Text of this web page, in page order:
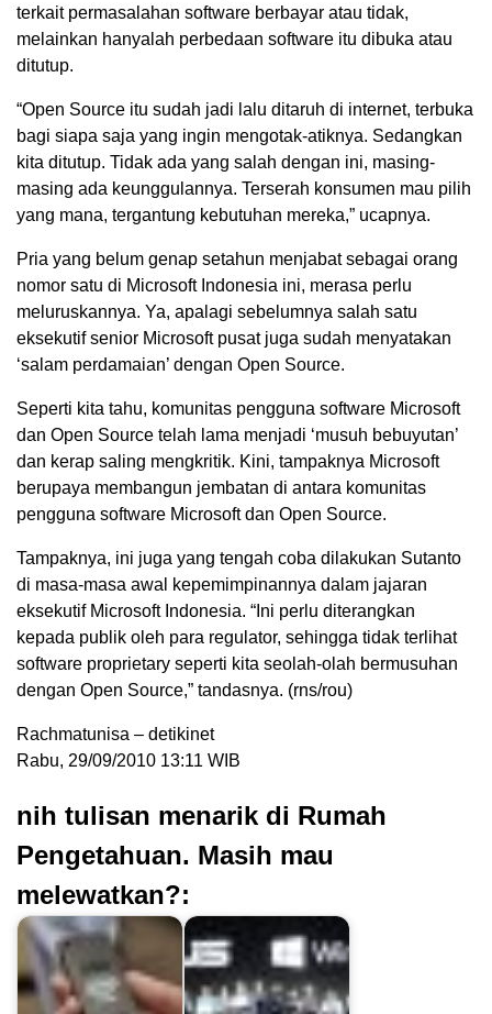
terkait permasalahan software berbayar atau tidak,
melainkan hanyalah perbedaan software itu dibuka atau
ditutup.
“Open Source itu sudah jadi lalu ditaruh di internet, terbuka
bagi siapa saja yang ingin mengotak-atiknya. Sedangkan
kita ditutup. Tidak ada yang salah dengan ini, masing-
masing ada keunggulannya. Terserah konsumen mau pilih
yang mana, tergantung kebutuhan mereka,” ucapnya.
Pria yang belum genap setahun menjabat sebagai orang
nomor satu di Microsoft Indonesia ini, merasa perlu
meluruskannya. Ya, apalagi sebelumnya salah satu
eksekutif senior Microsoft pusat juga sudah menyatakan
‘salam perdamaian’ dengan Open Source.
Seperti kita tahu, komunitas pengguna software Microsoft
dan Open Source telah lama menjadi ‘musuh bebuyutan’
dan kerap saling mengkritik. Kini, tampaknya Microsoft
berupaya membangun jembatan di antara komunitas
pengguna software Microsoft dan Open Source.
Tampaknya, ini juga yang tengah coba dilakukan Sutanto
di masa-masa awal kepemimpinannya dalam jajaran
eksekutif Microsoft Indonesia. “Ini perlu diterangkan
kepada publik oleh para regulator, sehingga tidak terlihat
software proprietary seperti kita seolah-olah bermusuhan
dengan Open Source,” tandasnya. (rns/rou)
Rachmatunisa – detikinet
Rabu, 29/09/2010 13:11 WIB
nih tulisan menarik di Rumah
Pengetahuan. Masih mau
melewatkan?: